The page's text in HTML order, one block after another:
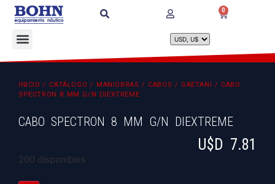
0
INICIO / CATÁLOGO / MANIOBRAS / CABOS / GAETANI / CABO
SPECTRON 8 MM G/N DIEXTREME
CABO SPECTRON 8 MM G/N DIEXTREME
U$D 7.81
200 disponibles